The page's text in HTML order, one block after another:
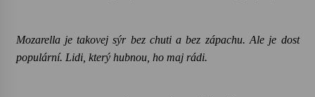
Mozarella je takovej sýr bez chuti a bez zápachu. Ale je dost
populární. Lidi, který hubnou, ho maj rádi.